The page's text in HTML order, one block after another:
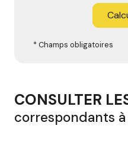
* Champs obligatoires
CONSULTER
correspondants